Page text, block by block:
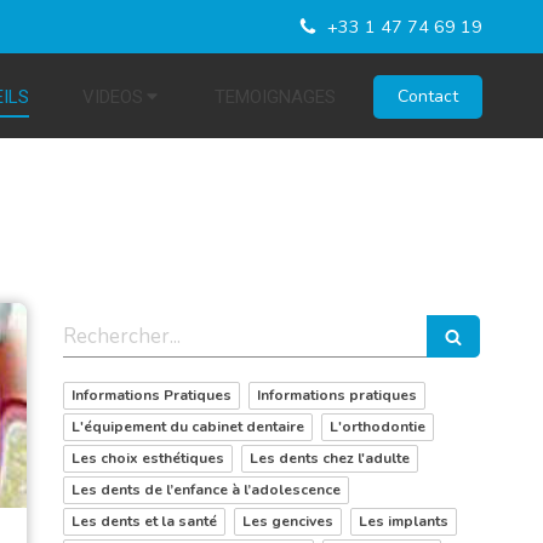
+33 1 47 74 69 19
Contact
Rechercher
Informations Pratiques
Informations pratiques
L'équipement du cabinet dentaire
L'orthodontie
Les choix esthétiques
Les dents chez l'adulte
Les dents de l’enfance à l’adolescence
Les dents et la santé
Les gencives Les implants